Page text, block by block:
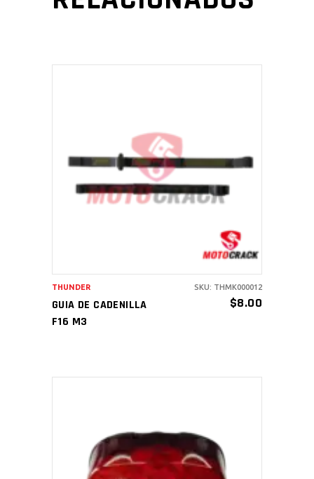
AÑADIR AL CARRITO
GUIA DE CADENILLA
F16 M3
$8.00
THUNDER SKU: THMK000012